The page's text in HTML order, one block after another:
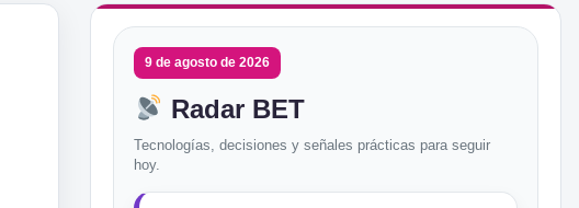
9 de agosto de 2026
Radar BET
Tecnologías, decisiones y señales prácticas para seguir
hoy.